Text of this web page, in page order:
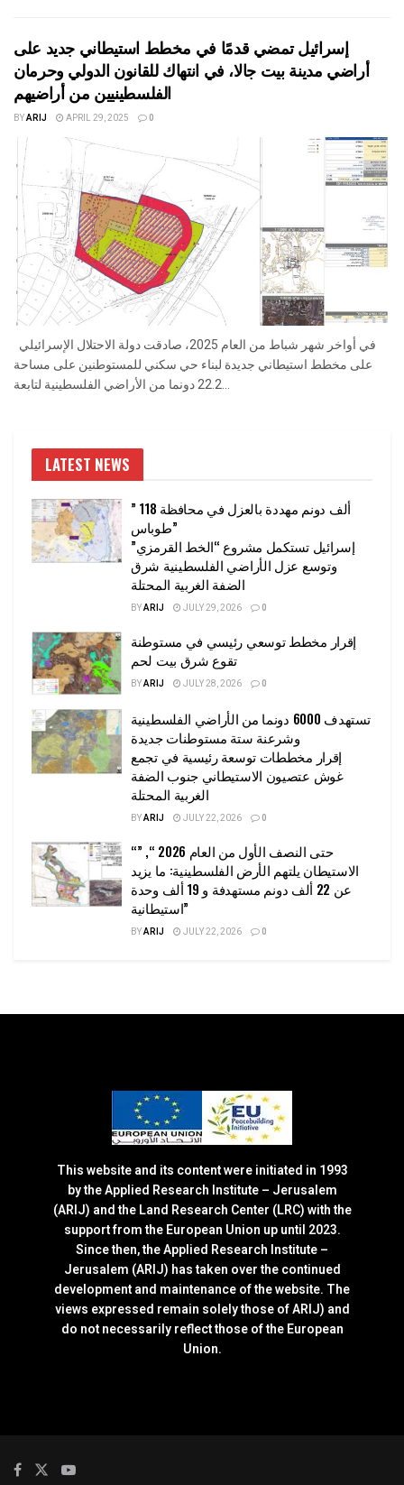
إسرائيل تمضي قدمًا في مخطط استيطاني جديد على
أراضي مدينة بيت جالا، في انتهاك للقانون الدولي وحرمان
الفلسطينيين من أراضيهم
BYARIJ APRIL 29, 2025 0
على مخطط استيطاني جديدة لبناء حي سكني للمستوطنين على مساحة
LATEST NEWS
” 118 ألف دونم مهددة بالعزل في محافظة
طوباس”
إسرائيل تستكمل مشروع “الخط القرمزي”
وتوسع عزل الأراضي الفلسطينية شرق
الضفة الغربية المحتلة
BYARIJ JULY 29, 2026 0
إقرار مخطط توسعي رئيسي في مستوطنة
تقوع شرق بيت لحم
BYARIJ JULY 28, 2026 0
تستهدف 6000 دونما من الأراضي الفلسطينية
وشرعنة ستة مستوطنات جديدة
إقرار مخططات توسعة رئيسية في تجمع
غوش عتصيون الاستيطاني جنوب الضفة
الغربية المحتلة
BYARIJ JULY 22, 2026 0
“حتى النصف الأول من العام 2026 “, ”
الاستيطان يلتهم الأرض الفلسطينية: ما يزيد
عن 22 ألف دونم مستهدفة و 19 ألف وحدة
استيطانية”
BYARIJ JULY 22, 2026 0
This website and its content were initiated in 1993
by the Applied Research Institute – Jerusalem
(ARIJ) and the Land Research Center (LRC) with the
support from the European Union up until 2023.
Since then, the Applied Research Institute –
Jerusalem (ARIJ) has taken over the continued
development and maintenance of the website. The
views expressed remain solely those of ARIJ) and
do not necessarily reflect those of the European
Union.